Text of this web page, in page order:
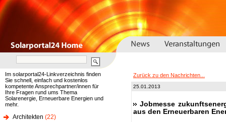
Im solarportal24-Linkverzeichnis finden
Sie schnell, einfach und kostenlos
kompetente Ansprechpartner/innen für
Ihre Fragen rund ums Thema
Solarenergie, Erneuerbare Energien und
mehr.
Architekten (22)
Zurück zu den Nachrichten...
25.01.2013
Jobmesse
aus den Erneuerbaren